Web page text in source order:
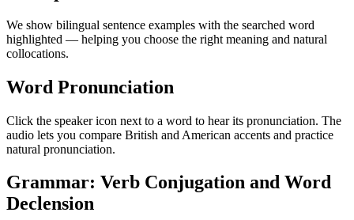
We show bilingual sentence examples with the searched word
highlighted — helping you choose the right meaning and natural
collocations.
Word Pronunciation
Click the speaker icon next to a word to hear its pronunciation. The
audio lets you compare British and American accents and practice
natural pronunciation.
Grammar: Verb Conjugation and Word
Declension